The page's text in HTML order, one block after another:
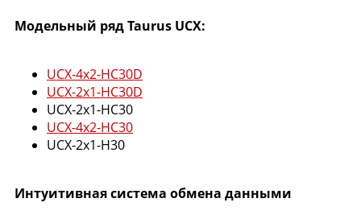
Модельный ряд Taurus UCX:
UCX-4x2-HC30D
UCX-2x1-HC30D
UCX-2x1-HC30
UCX-4x2-HC30
UCX-2x1-H30
Интуитивная система обмена данными